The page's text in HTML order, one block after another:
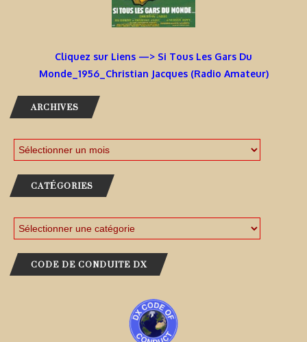
Cliquez sur Liens —> Si Tous Les Gars Du
Monde_1956_Christian Jacques (Radio Amateur)
ARCHIVES
CATÉGORIES
CODE DE CONDUITE DX